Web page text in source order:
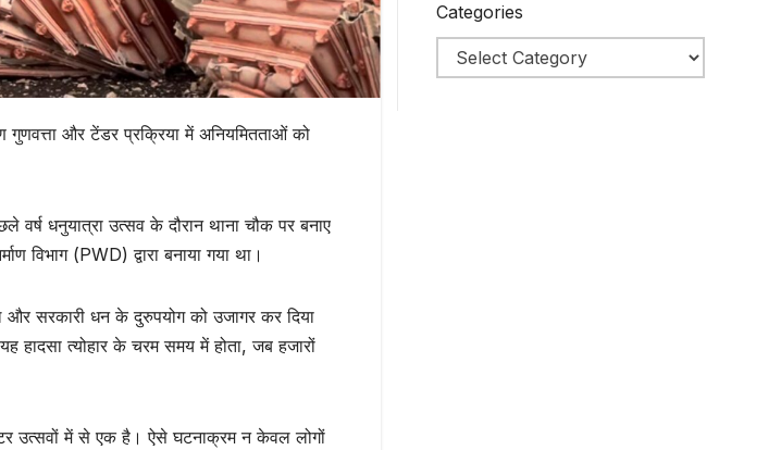
गुणवत्ता और टेंडर प्रक्रिया में अनियमितताओं को
धनुयात्रा उत्सव के दौरान थाना चौक पर बनाए
विभाग (PWD) द्वारा बनाया गया था।
और सरकारी धन के दुरुपयोग को उजागर कर दिया
हादसा त्योहार के चरम समय में होता, जब हजारों
उत्सवों में से एक है। ऐसे घटनाक्रम न केवल लोगों
Categories